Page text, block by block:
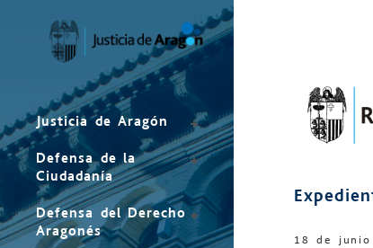
Justicia de Aragón
Defensa de la
Ciudadanía
Defensa del Derecho
Aragonés
18 de junio